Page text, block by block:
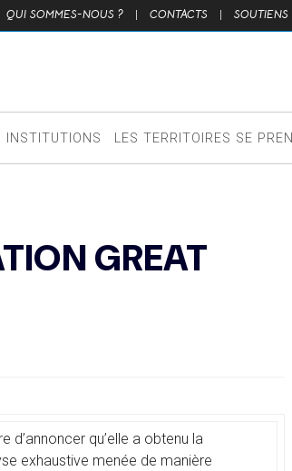
QUI SOMMES-NOUS ? | CONTACTS | SOUTIENS
INSTITUTIONS LES TERRITOIRES SE
GREAT
d’annoncer qu’elle a obtenu la
exhaustive menée de manière